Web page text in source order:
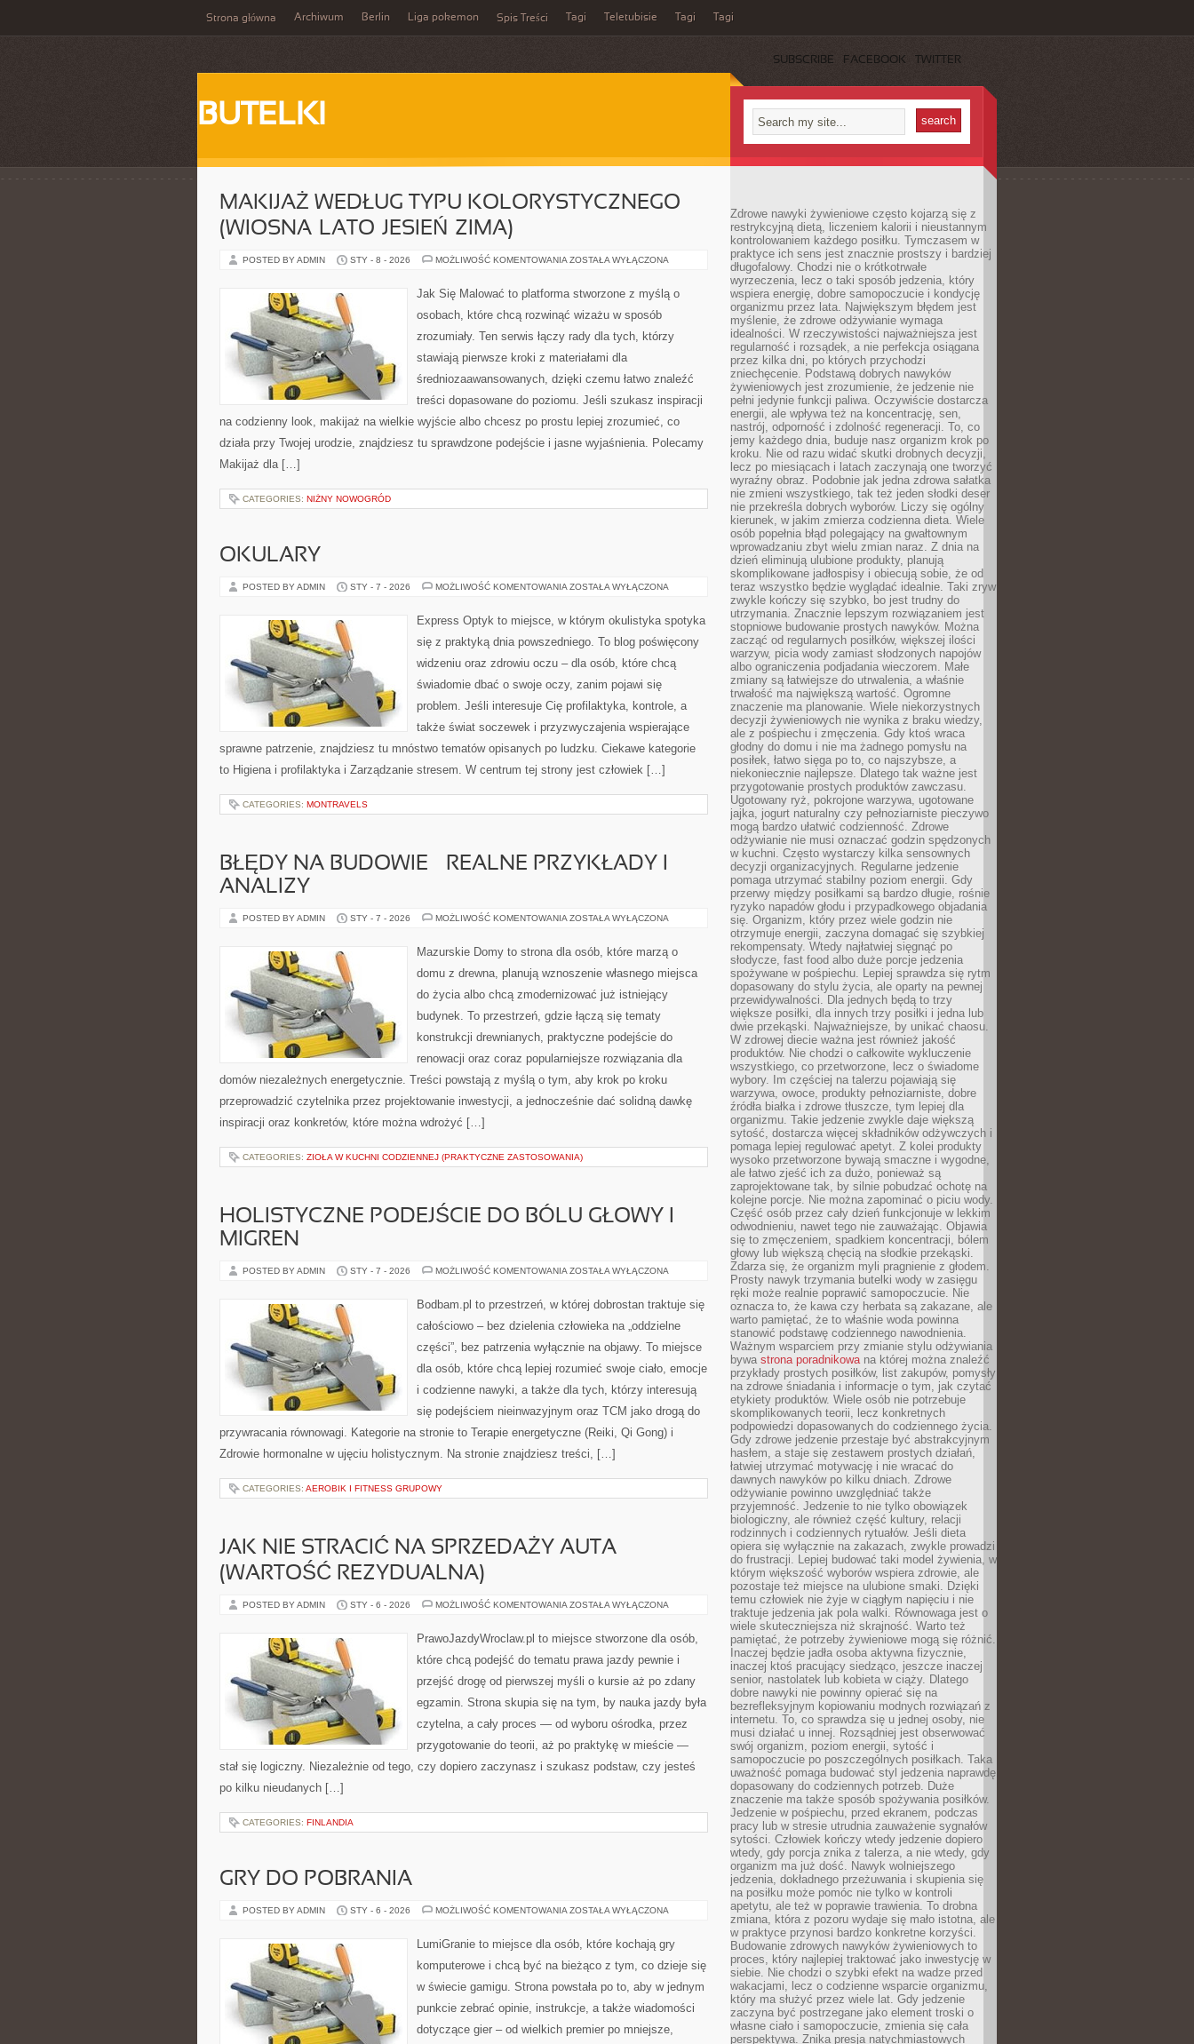
Strona główna Archiwum Berlin Liga pokemon Spis Treści Tagi Teletubisie Tagi Tagi
SUBSCRIBE FACEBOOK TWITTER
BUTELKI
MAKIJAŻ WEDŁUG TYPU KOLORYSTYCZNEGO
(WIOSNA–LATO–JESIEŃ–ZIMA)
POSTED BY ADMIN STY - 8 - 2026 MOŻLIWOŚĆ KOMENTOWANIA MAKIJAŻ
KOLORYSTYCZNEGO
(WIOSNA–
JESIEŃ–
ZOSTAŁA WYŁĄCZONA
Jak Się Malować to platforma stworzone z myślą o
osobach, które chcą rozwinąć wizażu w sposób
zrozumiały. Ten serwis łączy rady dla tych, którzy
stawiają pierwsze kroki z materiałami dla
średniozaawansowanych, dzięki czemu łatwo znaleźć
treści dopasowane do poziomu. Jeśli szukasz inspiracji
na codzienny look, makijaż na wielkie wyjście albo chcesz po prostu lepiej zrozumieć, co
działa przy Twojej urodzie, znajdziesz tu sprawdzone podejście i jasne wyjaśnienia. Polecamy
Makijaż dla […]
CATEGORIES: NIŻNY NOWOGRÓD
OKULARY
POSTED BY ADMIN STY - 7 - 2026 MOŻLIWOŚĆ KOMENTOWANIA OKULARY
ZOSTAŁA WYŁĄCZONA
Express Optyk to miejsce, w którym okulistyka spotyka
się z praktyką dnia powszedniego. To blog poświęcony
widzeniu oraz zdrowiu oczu – dla osób, które chcą
świadomie dbać o swoje oczy, zanim pojawi się
problem. Jeśli interesuje Cię profilaktyka, kontrole, a
także świat soczewek i przyzwyczajenia wspierające
sprawne patrzenie, znajdziesz tu mnóstwo tematów opisanych po ludzku. Ciekawe kategorie
to Higiena i profilaktyka i Zarządzanie stresem. W centrum tej strony jest człowiek […]
CATEGORIES: MONTRAVELS
BŁĘDY NA BUDOWIE – REALNE PRZYKŁADY I
ANALIZY
POSTED BY ADMIN STY - 7 - 2026 MOŻLIWOŚĆ KOMENTOWANIA BŁĘDY
REALNE
I
ZOSTAŁA WYŁĄCZONA
Mazurskie Domy to strona dla osób, które marzą o
domu z drewna, planują wznoszenie własnego miejsca
do życia albo chcą zmodernizować już istniejący
budynek. To przestrzeń, gdzie łączą się tematy
konstrukcji drewnianych, praktyczne podejście do
renowacji oraz coraz popularniejsze rozwiązania dla
domów niezależnych energetycznie. Treści powstają z myślą o tym, aby krok po kroku
przeprowadzić czytelnika przez projektowanie inwestycji, a jednocześnie dać solidną dawkę
inspiracji oraz konkretów, które można wdrożyć […]
CATEGORIES: ZIOŁA W KUCHNI CODZIENNEJ (PRAKTYCZNE ZASTOSOWANIA)
HOLISTYCZNE PODEJŚCIE DO BÓLU GŁOWY I
MIGREN
POSTED BY ADMIN STY - 7 - 2026 MOŻLIWOŚĆ KOMENTOWANIA HOLISTYCZNE
BÓLU
GŁOWY
MIGREN
ZOSTAŁA WYŁĄCZONA
Bodbam.pl to przestrzeń, w której dobrostan traktuje się
całościowo – bez dzielenia człowieka na „oddzielne
części”, bez patrzenia wyłącznie na objawy. To miejsce
dla osób, które chcą lepiej rozumieć swoje ciało, emocje
i codzienne nawyki, a także dla tych, którzy interesują
się podejściem nieinwazyjnym oraz TCM jako drogą do
przywracania równowagi. Kategorie na stronie to Terapie energetyczne (Reiki, Qi Gong) i
Zdrowie hormonalne w ujęciu holistycznym. Na stronie znajdziesz treści, […]
CATEGORIES: AEROBIK I FITNESS GRUPOWY
JAK NIE STRACIĆ NA SPRZEDAŻY AUTA
(WARTOŚĆ REZYDUALNA)
POSTED BY ADMIN STY - 6 - 2026 MOŻLIWOŚĆ KOMENTOWANIA JAK
NA
SPRZEDAŻY
(WARTOŚĆ
ZOSTAŁA WYŁĄCZONA
PrawoJazdyWroclaw.pl to miejsce stworzone dla osób,
które chcą podejść do tematu prawa jazdy pewnie i
przejść drogę od pierwszej myśli o kursie aż po zdany
egzamin. Strona skupia się na tym, by nauka jazdy była
czytelna, a cały proces — od wyboru ośrodka, przez
przygotowanie do teorii, aż po praktykę w mieście —
stał się logiczny. Niezależnie od tego, czy dopiero zaczynasz i szukasz podstaw, czy jesteś
po kilku nieudanych […]
CATEGORIES: FINLANDIA
GRY DO POBRANIA
POSTED BY ADMIN STY - 6 - 2026 MOŻLIWOŚĆ KOMENTOWANIA GRY
ZOSTAŁA WYŁĄCZONA
LumiGranie to miejsce dla osób, które kochają gry
komputerowe i chcą być na bieżąco z tym, co dzieje się
w świecie gamigu. Strona powstała po to, aby w jednym
punkcie zebrać opinie, instrukcje, a także wiadomości
dotyczące gier – od wielkich premier po mniejsze,
Zdrowe nawyki żywieniowe często kojarzą się z
restrykcyjną dietą, liczeniem kalorii i nieustannym
kontrolowaniem każdego posiłku. Tymczasem w
praktyce ich sens jest znacznie prostszy i bardziej
długofalowy. Chodzi nie o krótkotrwałe
wyrzeczenia, lecz o taki sposób jedzenia, który
wspiera energię, dobre samopoczucie i kondycję
organizmu przez lata. Największym błędem jest
myślenie, że zdrowe odżywianie wymaga
idealności. W rzeczywistości najważniejsza jest
regularność i rozsądek, a nie perfekcja osiągana
przez kilka dni, po których przychodzi
zniechęcenie. Podstawą dobrych nawyków
żywieniowych jest zrozumienie, że jedzenie nie
pełni jedynie funkcji paliwa. Oczywiście dostarcza
energii, ale wpływa też na koncentrację, sen,
nastrój, odporność i zdolność regeneracji. To, co
jemy każdego dnia, buduje nasz organizm krok po
kroku. Nie od razu widać skutki drobnych decyzji,
lecz po miesiącach i latach zaczynają one tworzyć
wyraźny obraz. Podobnie jak jedna zdrowa sałatka
nie zmieni wszystkiego, tak też jeden słodki deser
nie przekreśla dobrych wyborów. Liczy się ogólny
kierunek, w jakim zmierza codzienna dieta. Wiele
osób popełnia błąd polegający na gwałtownym
wprowadzaniu zbyt wielu zmian naraz. Z dnia na
dzień eliminują ulubione produkty, planują
skomplikowane jadłospisy i obiecują sobie, że od
teraz wszystko będzie wyglądać idealnie. Taki zryw
zwykle kończy się szybko, bo jest trudny do
utrzymania. Znacznie lepszym rozwiązaniem jest
stopniowe budowanie prostych nawyków. Można
zacząć od regularnych posiłków, większej ilości
warzyw, picia wody zamiast słodzonych napojów
albo ograniczenia podjadania wieczorem. Małe
zmiany są łatwiejsze do utrwalenia, a właśnie
trwałość ma największą wartość. Ogromne
znaczenie ma planowanie. Wiele niekorzystnych
decyzji żywieniowych nie wynika z braku wiedzy,
ale z pośpiechu i zmęczenia. Gdy ktoś wraca
głodny do domu i nie ma żadnego pomysłu na
posiłek, łatwo sięga po to, co najszybsze, a
niekoniecznie najlepsze. Dlatego tak ważne jest
przygotowanie prostych produktów zawczasu.
Ugotowany ryż, pokrojone warzywa, ugotowane
jajka, jogurt naturalny czy pełnoziarniste pieczywo
mogą bardzo ułatwić codzienność. Zdrowe
odżywianie nie musi oznaczać godzin spędzonych
w kuchni. Często wystarczy kilka sensownych
decyzji organizacyjnych. Regularne jedzenie
pomaga utrzymać stabilny poziom energii. Gdy
przerwy między posiłkami są bardzo długie, rośnie
ryzyko napadów głodu i przypadkowego objadania
się. Organizm, który przez wiele godzin nie
otrzymuje energii, zaczyna domagać się szybkiej
rekompensaty. Wtedy najłatwiej sięgnąć po
słodycze, fast food albo duże porcje jedzenia
spożywane w pośpiechu. Lepiej sprawdza się rytm
dopasowany do stylu życia, ale oparty na pewnej
przewidywalności. Dla jednych będą to trzy
większe posiłki, dla innych trzy posiłki i jedna lub
dwie przekąski. Najważniejsze, by unikać chaosu.
W zdrowej diecie ważna jest również jakość
produktów. Nie chodzi o całkowite wykluczenie
wszystkiego, co przetworzone, lecz o świadome
wybory. Im częściej na talerzu pojawiają się
warzywa, owoce, produkty pełnoziarniste, dobre
źródła białka i zdrowe tłuszcze, tym lepiej dla
organizmu. Takie jedzenie zwykle daje większą
sytość, dostarcza więcej składników odżywczych i
pomaga lepiej regulować apetyt. Z kolei produkty
wysoko przetworzone bywają smaczne i wygodne,
ale łatwo zjeść ich za dużo, ponieważ są
zaprojektowane tak, by silnie pobudzać ochotę na
kolejne porcje. Nie można zapominać o piciu wody.
Część osób przez cały dzień funkcjonuje w lekkim
odwodnieniu, nawet tego nie zauważając. Objawia
się to zmęczeniem, spadkiem koncentracji, bólem
głowy lub większą chęcią na słodkie przekąski.
Zdarza się, że organizm myli pragnienie z głodem.
Prosty nawyk trzymania butelki wody w zasięgu
ręki może realnie poprawić samopoczucie. Nie
oznacza to, że kawa czy herbata są zakazane, ale
warto pamiętać, że to właśnie woda powinna
stanowić podstawę codziennego nawodnienia.
Ważnym wsparciem przy zmianie stylu odżywiania
bywa strona poradnikowana której można znaleźć
przykłady prostych posiłków, list zakupów, pomysły
na zdrowe śniadania i informacje o tym, jak czytać
etykiety produktów. Wiele osób nie potrzebuje
skomplikowanych teorii, lecz konkretnych
podpowiedzi dopasowanych do codziennego życia.
Gdy zdrowe jedzenie przestaje być abstrakcyjnym
hasłem, a staje się zestawem prostych działań,
łatwiej utrzymać motywację i nie wracać do
dawnych nawyków po kilku dniach. Zdrowe
odżywianie powinno uwzględniać także
przyjemność. Jedzenie to nie tylko obowiązek
biologiczny, ale również część kultury, relacji
rodzinnych i codziennych rytuałów. Jeśli dieta
opiera się wyłącznie na zakazach, zwykle prowadzi
do frustracji. Lepiej budować taki model żywienia, w
którym większość wyborów wspiera zdrowie, ale
pozostaje też miejsce na ulubione smaki. Dzięki
temu człowiek nie żyje w ciągłym napięciu i nie
traktuje jedzenia jak pola walki. Równowaga jest o
wiele skuteczniejsza niż skrajność. Warto też
pamiętać, że potrzeby żywieniowe mogą się różnić.
Inaczej będzie jadła osoba aktywna fizycznie,
inaczej ktoś pracujący siedząco, jeszcze inaczej
senior, nastolatek lub kobieta w ciąży. Dlatego
dobre nawyki nie powinny opierać się na
bezrefleksyjnym kopiowaniu modnych rozwiązań z
internetu. To, co sprawdza się u jednej osoby, nie
musi działać u innej. Rozsądniej jest obserwować
swój organizm, poziom energii, sytość i
samopoczucie po poszczególnych posiłkach. Taka
uważność pomaga budować styl jedzenia naprawdę
dopasowany do codziennych potrzeb. Duże
znaczenie ma także sposób spożywania posiłków.
Jedzenie w pośpiechu, przed ekranem, podczas
pracy lub w stresie utrudnia zauważenie sygnałów
sytości. Człowiek kończy wtedy jedzenie dopiero
wtedy, gdy porcja znika z talerza, a nie wtedy, gdy
organizm ma już dość. Nawyk wolniejszego
jedzenia, dokładnego przeżuwania i skupienia się
na posiłku może pomóc nie tylko w kontroli
apetytu, ale też w poprawie trawienia. To drobna
zmiana, która z pozoru wydaje się mało istotna, ale
w praktyce przynosi bardzo konkretne korzyści.
Budowanie zdrowych nawyków żywieniowych to
proces, który najlepiej traktować jako inwestycję w
siebie. Nie chodzi o szybki efekt na wadze przed
wakacjami, lecz o codzienne wsparcie organizmu,
który ma służyć przez wiele lat. Gdy jedzenie
zaczyna być postrzegane jako element troski o
własne ciało i samopoczucie, zmienia się cała
perspektywa. Znika presja natychmiastowych